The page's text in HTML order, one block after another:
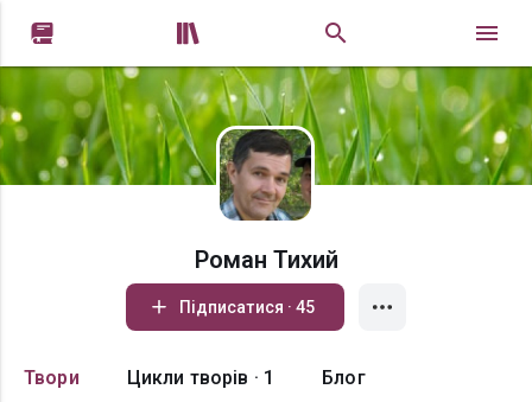
 
Роман Тихий
Підписатися · 45
Твори Цикли творів · 1 Блог